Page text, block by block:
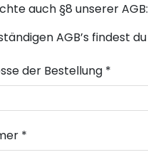
auch §8 unserer AGB:
AGB’s findest du
der Bestellung *
*